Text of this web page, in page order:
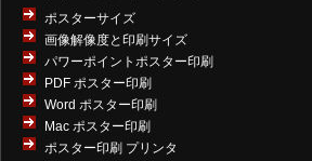
ポスターサイズ
画像解像度と印刷サイズ
パワーポイントポスター印刷
PDF ポスター印刷
Word ポスター印刷
Mac ポスター印刷
ポスター印刷 プリンタ